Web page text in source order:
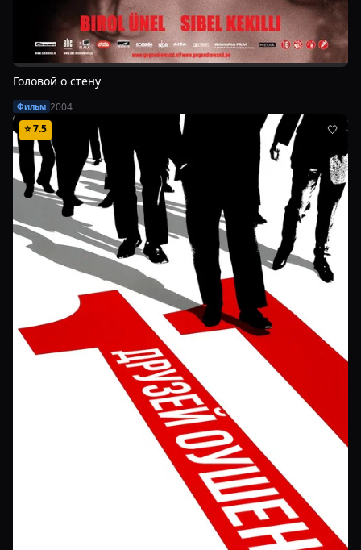
Головой о стену
Фильм 2004
⭐7.5 🤍